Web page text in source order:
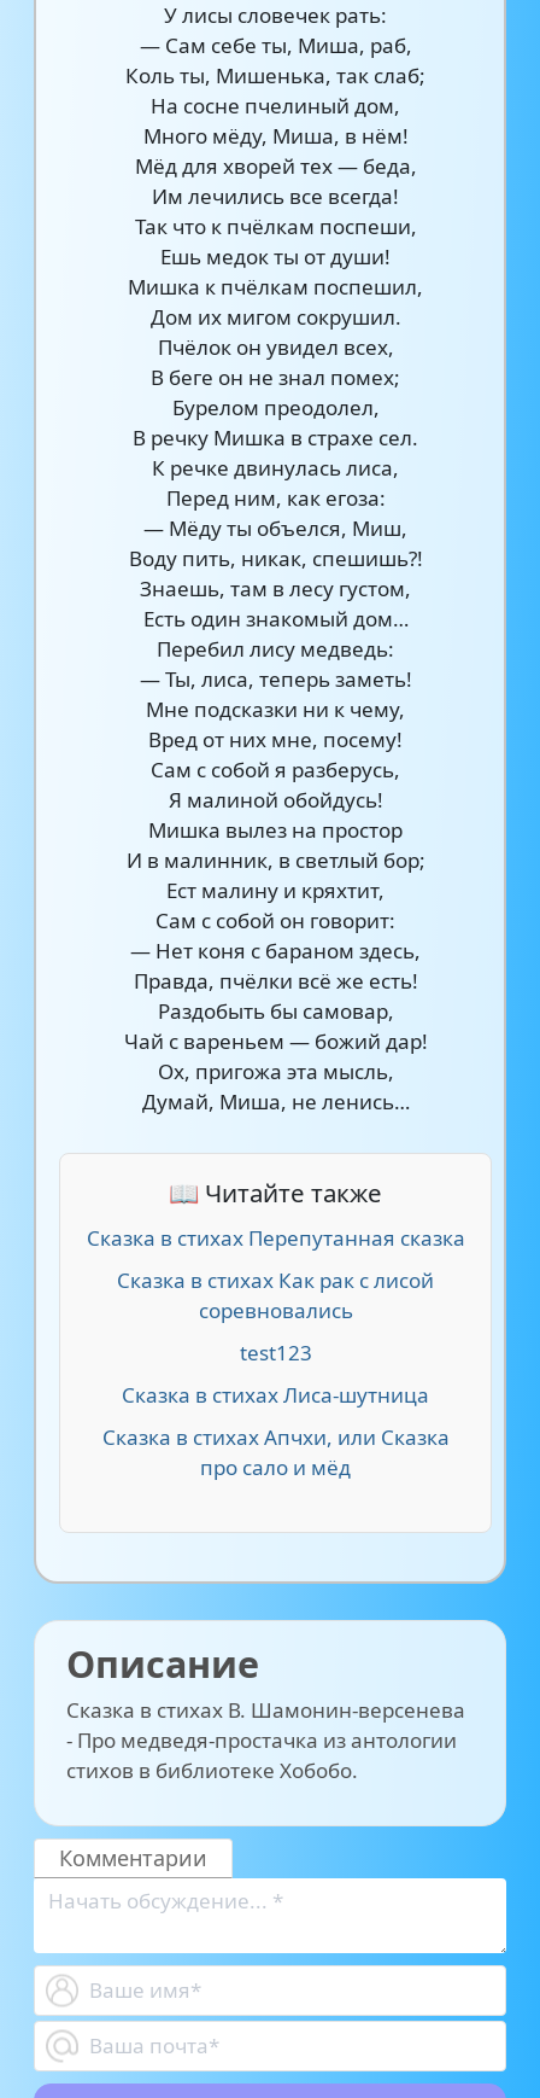
У лисы словечек рать:
— Сам себе ты, Миша, раб,
Коль ты, Мишенька, так слаб;
На сосне пчелиный дом,
Много мёду, Миша, в нём!
Мёд для хворей тех — беда,
Им лечились все всегда!
Так что к пчёлкам поспеши,
Ешь медок ты от души!
Мишка к пчёлкам поспешил,
Дом их мигом сокрушил.
Пчёлок он увидел всех,
В беге он не знал помех;
Бурелом преодолел,
В речку Мишка в страхе сел.
К речке двинулась лиса,
Перед ним, как егоза:
— Мёду ты объелся, Миш,
Воду пить, никак, спешишь?!
Знаешь, там в лесу густом,
Есть один знакомый дом…
Перебил лису медведь:
— Ты, лиса, теперь заметь!
Мне подсказки ни к чему,
Вред от них мне, посему!
Сам с собой я разберусь,
Я малиной обойдусь!
Мишка вылез на простор
И в малинник, в светлый бор;
Ест малину и кряхтит,
Сам с собой он говорит:
— Нет коня с бараном здесь,
Правда, пчёлки всё же есть!
Раздобыть бы самовар,
Чай с вареньем — божий дар!
Ох, пригожа эта мысль,
Думай, Миша, не ленись…
📖 Читайте также
Сказка в стихах Перепутанная сказка
Сказка в стихах Как рак с лисой
соревновались
test123
Сказка в стихах Лиса-шутница
Сказка в стихах Апчхи, или Сказка
про сало и мёд
Описание
Сказка в стихах В. Шамонин-версенева
- Про медведя-простачка из антологии
стихов в библиотеке Хобобо.
Комментарии